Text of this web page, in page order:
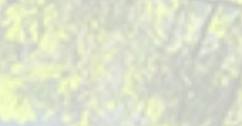
Hessen“. Die HLG setzt für ihre
federführend 10 Projektleiter/innen ein.
Gewässerentwicklungsprojekte und
Kommunen/Wasserverbänden als